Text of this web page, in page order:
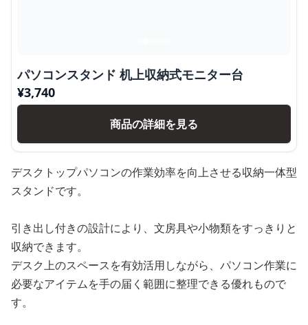
パソコンスタンド 机上収納式モニター台
¥3,740
商品の詳細を見る
デスクトップパソコンの作業効率を向上させる収納一体型
スタンドです。
引き出し付きの設計により、文房具や小物類をすっきりと
収納できます。
デスク上のスペースを有効活用しながら、パソコン作業に
必要なアイテムを手の届く範囲に整理できる優れもので
す。